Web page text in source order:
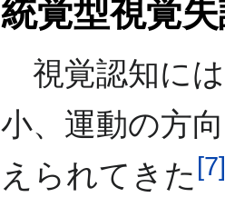
統覚型視覚
視覚認知には
小、運動の方
えられてきた [7]